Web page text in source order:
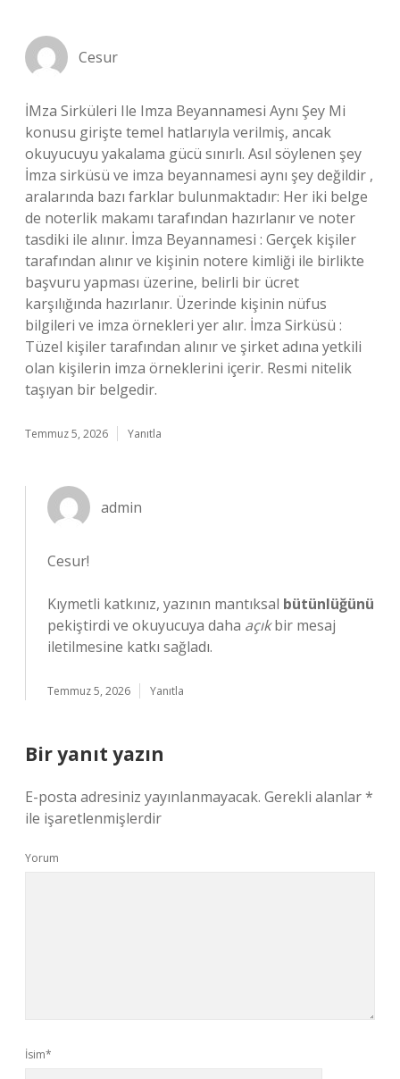
Cesur
İMza Sirküleri Ile Imza Beyannamesi Aynı Şey Mi
konusu girişte temel hatlarıyla verilmiş, ancak
okuyucuyu yakalama gücü sınırlı. Asıl söylenen şey
İmza sirküsü ve imza beyannamesi aynı şey değildir ,
aralarında bazı farklar bulunmaktadır: Her iki belge
de noterlik makamı tarafından hazırlanır ve noter
tasdiki ile alınır. İmza Beyannamesi : Gerçek kişiler
tarafından alınır ve kişinin notere kimliği ile birlikte
başvuru yapması üzerine, belirli bir ücret
karşılığında hazırlanır. Üzerinde kişinin nüfus
bilgileri ve imza örnekleri yer alır. İmza Sirküsü :
Tüzel kişiler tarafından alınır ve şirket adına yetkili
olan kişilerin imza örneklerini içerir. Resmi nitelik
taşıyan bir belgedir.
Temmuz 5, 2026 Yanıtla
admin
Cesur!
Kıymetli katkınız, yazının mantıksal bütünlüğünü
pekiştirdi ve okuyucuya daha açıkbir mesaj
iletilmesine katkı sağladı.
Temmuz 5, 2026 Yanıtla
Bir yanıt yazın
E-posta adresiniz yayınlanmayacak. Gerekli alanlar*
ile işaretlenmişlerdir
Yorum
İsim*